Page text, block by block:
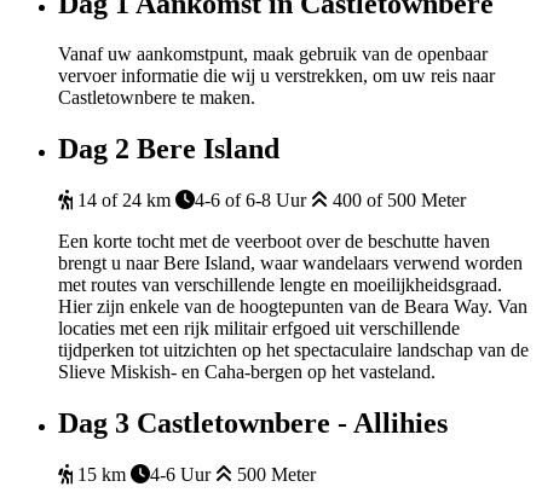
Vanaf uw aankomstpunt, maak gebruik van de openbaar
vervoer informatie die wij u verstrekken, om uw reis naar
Castletownbere te maken.
Dag 2 Bere Island
14 of 24 km 4-6 of 6-8 Uur
400 of 500 Meter
Een korte tocht met de veerboot over de beschutte haven
brengt u naar Bere Island, waar wandelaars verwend worden
met routes van verschillende lengte en moeilijkheidsgraad.
Hier zijn enkele van de hoogtepunten van de Beara Way. Van
locaties met een rijk militair erfgoed uit verschillende
tijdperken tot uitzichten op het spectaculaire landschap van de
Slieve Miskish- en Caha-bergen op het vasteland.
Dag 3 Castletownbere - Allihies
15 km 4-6 Uur
500 Meter